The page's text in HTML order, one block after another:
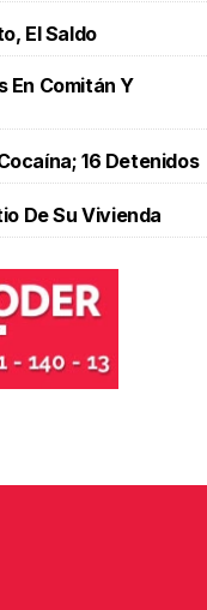
El Saldo
En Comitán Y
16 Detenidos
De Su Vivienda